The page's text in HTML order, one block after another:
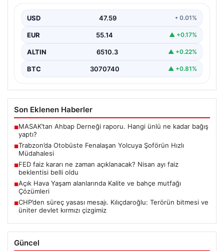
yaşındaki yolcu Hasan Öner’in hayatı, şoför Sinan
Erdoğan’ın…
USD 47.59 • 0.01%
EUR 55.14 ▲ +0.17%
ALTIN 6510.3 ▲ +0.22%
BTC 3070740 ▲ +0.81%
Son Eklenen Haberler
■MASAK’tan Ahbap Derneği raporu. Hangi ünlü ne kadar bağış
yaptı?
■Trabzon’da Otobüste Fenalaşan Yolcuya Şoförün Hızlı
Müdahalesi
■FED faiz kararı ne zaman açıklanacak? Nisan ayı faiz
beklentisi belli oldu
■Açık Hava Yaşam alanlarında Kalite ve bahçe mutfağı
Çözümleri
■CHP’den süreç yasası mesajı. Kılıçdaroğlu: Terörün bitmesi ve
üniter devlet kırmızı çizgimiz
Güncel